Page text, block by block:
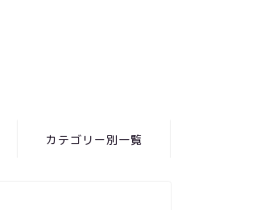
カテゴリー別一覧